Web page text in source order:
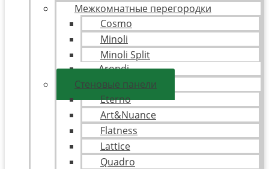
Межкомнатные перегородки
Cosmo
Minoli
Minoli Split
Arondi
Стеновые панели
Eterno
Art&Nuance
Flatness
Lattice
Quadro